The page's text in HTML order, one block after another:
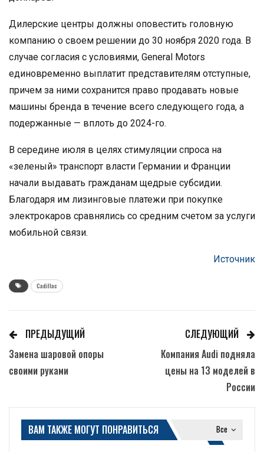
Дилерские центры должны оповестить головную
компанию о своем решении до 30 ноября 2020 года. В
случае согласия с условиями, General Motors
единовременно выплатит представителям отступные,
причем за ними сохранится право продавать новые
машины бренда в течение всего следующего года, а
подержанные — вплоть до 2024-го.
В середине июля в целях стимуляции спроса на
«зеленый» транспорт власти Германии и Франции
начали выдавать гражданам щедрые субсидии.
Благодаря им лизинговые платежи при покупке
электрокаров сравнялись со средним счетом за услуги
мобильной связи.
Источник
Cadillac
ПРЕДЫДУЩИЙ
Замена шаровой опоры
своими руками
СЛЕДУЮЩИЙ
Компания Audi подняла
цены на 13 моделей в
России
Все
ВАМ ТАКЖЕ МОГУТ ПОНРАВИТЬСЯ